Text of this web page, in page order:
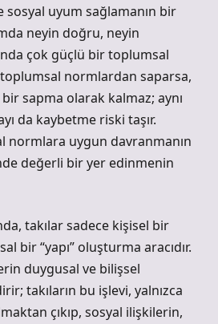
sosyal uyum sağlamanın bir
neyin doğru, neyin
çok güçlü bir toplumsal
toplumsal normlardan saparsa,
sapma olarak kalmaz; aynı
da kaybetme riski taşır.
normlara uygun davranmanın
değerli bir yer edinmenin
takılar sadece kişisel bir
bir “yapı” oluşturma aracıdır.
duygusal ve bilişsel
takıların bu işlevi, yalnızca
çıkıp, sosyal ilişkilerin,